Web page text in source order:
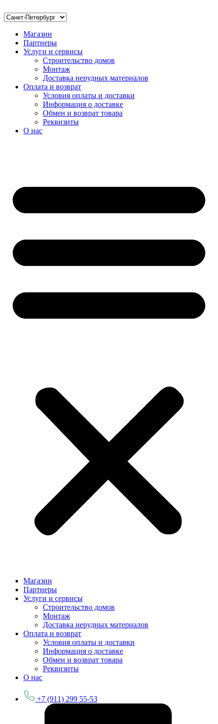
Магазин
Партнеры
Услуги и сервисы
Строительство домов
Монтаж
Доставка нерудных материалов
Оплата и возврат
Условия оплаты и доставки
Информация о доставке
Обмен и возврат товара
Реквизиты
О нас
Магазин
Партнеры
Услуги и сервисы
Строительство домов
Монтаж
Доставка нерудных материалов
Оплата и возврат
Условия оплаты и доставки
Информация о доставке
Обмен и возврат товара
Реквизиты
О нас
+7 (911) 299 55-53